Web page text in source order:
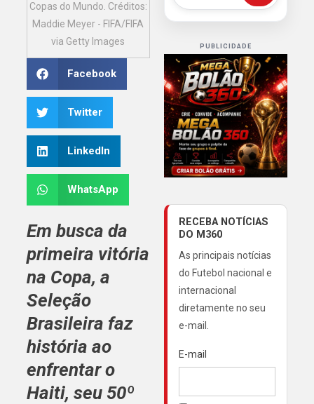
Copas do Mundo. Créditos:
Maddie Meyer - FIFA/FIFA
via Getty Images
Facebook
Twitter
LinkedIn
WhatsApp
Em busca da
primeira vitória
na Copa, a
Seleção
Brasileira faz
história ao
enfrentar o
Haiti, seu 50º
PUBLICIDADE
RECEBA NOTÍCIAS
DO M360
As principais notícias
do Futebol nacional e
internacional
diretamente no seu
e-mail.
E-mail